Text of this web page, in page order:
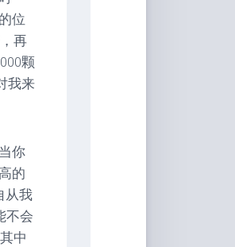
位
再
颗
我来
你
的
从我
不会
中